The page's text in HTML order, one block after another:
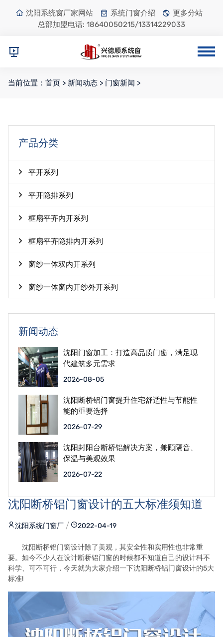
沈阳系统窗厂家网站 系统门窗介绍
更多分站
总部加盟电话: 18640050215/13314229033
当前位置： 首页 > 新闻动态 > 门窗新闻 >
产品分类
平开系列
平开隐排系列
框扇平齐内开系列
框扇平齐隐排内开系列
窗纱一体双内开系列
窗纱一体窗内开纱外开系列
新闻动态
沈阳门窗加工：打造高品质门窗，满足现
代建筑多元需求
2026-08-05
沈阳断桥铝门窗提升住宅舒适性与节能性
能的重要选择
2026-07-29
沈阳封阳台断桥铝解决方案，兼顾隔音、
保温与美观效果
2026-07-22
沈阳断桥铝门窗设计的五大标准须知道
沈阳系统门窗厂 2022-04-19
沈阳断桥铝门窗设计除了美观，其安全性和实用性也非常重
要。如今不少人在设计断桥铝门窗的时候都不知道自己的设计科不
科学、可不可行，今天就为大家介绍一下沈阳断桥铝门窗设计的5大
标准!